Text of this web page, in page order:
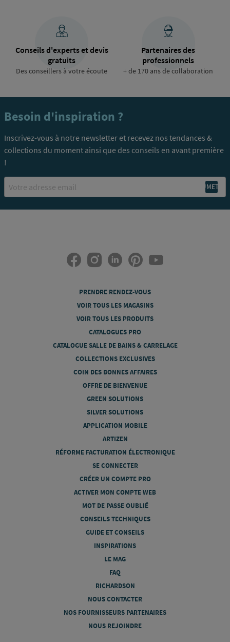
Conseils d'experts et devis
gratuits
Des conseillers à votre écoute
Partenaires des
professionnels
+ de 170 ans de collaboration
Besoin d'inspiration ?
Inscrivez-vous à notre newsletter et recevez nos tendances &
collections du moment ainsi que des conseils en avant première
!
PRENDRE RENDEZ-VOUS
VOIR TOUS LES MAGASINS
VOIR TOUS LES PRODUITS
CATALOGUES PRO
CATALOGUE SALLE DE BAINS & CARRELAGE
COLLECTIONS EXCLUSIVES
COIN DES BONNES AFFAIRES
OFFRE DE BIENVENUE
GREEN SOLUTIONS
SILVER SOLUTIONS
APPLICATION MOBILE
ARTIZEN
RÉFORME FACTURATION ÉLECTRONIQUE
SE CONNECTER
CRÉER UN COMPTE PRO
ACTIVER MON COMPTE WEB
MOT DE PASSE OUBLIÉ
CONSEILS TECHNIQUES
GUIDE ET CONSEILS
INSPIRATIONS
LE MAG
FAQ
RICHARDSON
NOUS CONTACTER
NOS FOURNISSEURS PARTENAIRES
NOUS REJOINDRE